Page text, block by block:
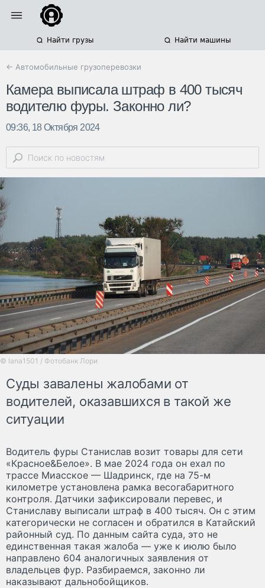
Найти грузы Найти машины
← Автомобильные грузоперевозки
Камера выписала штраф в 400 тысяч
водителю фуры. Законно ли?
09:36, 18 Октября 2024
© lana1501 / Фотобанк Лори
Суды завалены жалобами от
водителей, оказавшихся в такой же
ситуации
Водитель фуры Станислав возит товары для сети
«Красное&Белое». В мае 2024 года он ехал по
трассе Миасское — Шадринск, где на 75-м
километре установлена рамка весогабаритного
контроля. Датчики зафиксировали перевес, и
Станиславу выписали штраф в 400 тысяч. Он с этим
категорически не согласен и обратился в Катайский
районный суд. По данным сайта суда, это не
единственная такая жалоба — уже к июлю было
направлено 604 аналогичных заявления от
владельцев фур. Разбираемся, законно ли
наказывают дальнобойщиков.